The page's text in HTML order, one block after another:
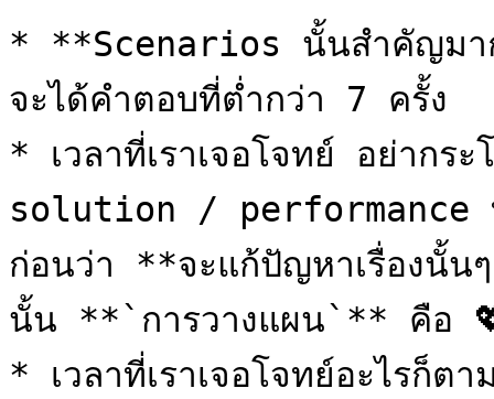
* **Scenarios นั้นสำคัญมาก
จะได้คำตอบที่ต่ำกว่า 7 ครั้ง
* เวลาที่เราเจอโจทย์ อย่ากร
solution / performance ที่
ก่อนว่า **จะแก้ปัญหาเรื่องนั้น
นั้น **`การวางแผน`** คือ
* เวลาที่เราเจอโจทย์อะไรก็ต